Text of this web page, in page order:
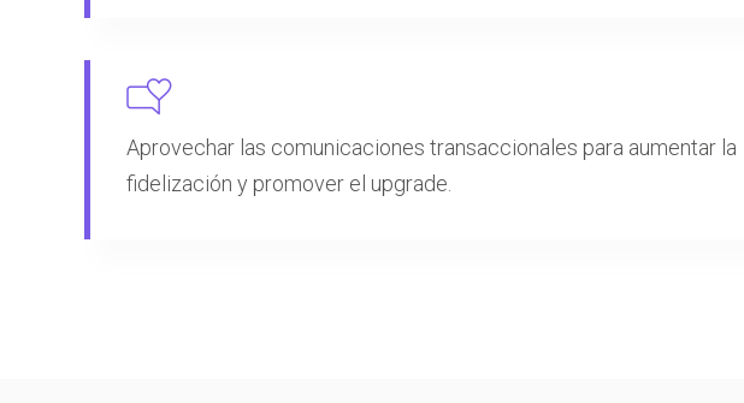
Aprovechar las comunicaciones transaccionales para aumentar la
fidelización y promover el upgrade.